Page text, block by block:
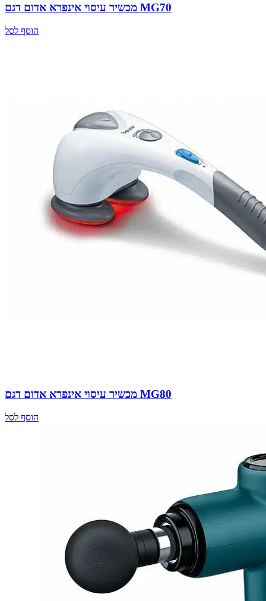
מכשיר עיסוי אינפרא אדום דגם MG70
הוסף לסל
מכשיר עיסוי אינפרא אדום דגם MG80
הוסף לסל